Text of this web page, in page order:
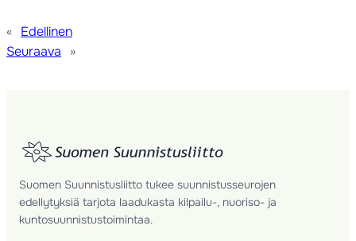
« Edellinen
Seuraava
»
Suomen Suunnistusliitto tukee suunnistusseurojen
edellytyksiä tarjota laadukasta kilpailu-, nuoriso- ja
kuntosuunnistustoimintaa.